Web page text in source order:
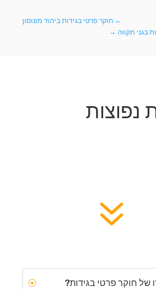
← חוקר פרטי בגידות ביהוד מונוסון
בגני תקווה →
נפוצות
7
של חוקר פרטי בגידות?